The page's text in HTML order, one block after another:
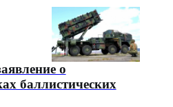
о
баллистических